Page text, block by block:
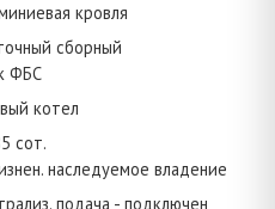
кровля
сборный
ФБС
котел
сот.
наследуемое владение
подача - подключен